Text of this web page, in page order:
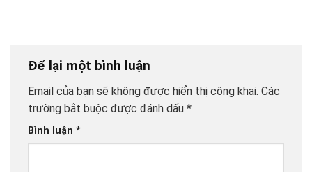
Để lại một bình luận
Email của bạn sẽ không được hiển thị công khai. Các
trường bắt buộc được đánh dấu *
Bình luận *